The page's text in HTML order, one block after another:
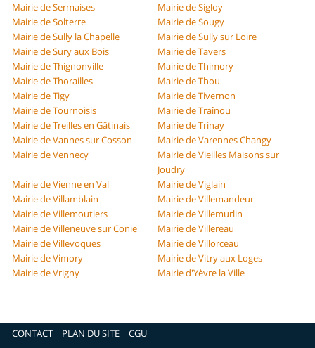
Mairie de Sermaises
Mairie de Sigloy
Mairie de Solterre
Mairie de Sougy
Mairie de Sully la Chapelle
Mairie de Sully sur Loire
Mairie de Sury aux Bois
Mairie de Tavers
Mairie de Thignonville
Mairie de Thimory
Mairie de Thorailles
Mairie de Thou
Mairie de Tigy
Mairie de Tivernon
Mairie de Tournoisis
Mairie de Traînou
Mairie de Treilles en Gâtinais
Mairie de Trinay
Mairie de Vannes sur Cosson
Mairie de Varennes Changy
Mairie de Vennecy
Mairie de Vieilles Maisons sur
Joudry
Mairie de Vienne en Val
Mairie de Viglain
Mairie de Villamblain
Mairie de Villemandeur
Mairie de Villemoutiers
Mairie de Villemurlin
Mairie de Villeneuve sur Conie
Mairie de Villereau
Mairie de Villevoques
Mairie de Villorceau
Mairie de Vimory
Mairie de Vitry aux Loges
Mairie de Vrigny
Mairie d'Yèvre la Ville
CONTACT PLAN DU SITE CGU